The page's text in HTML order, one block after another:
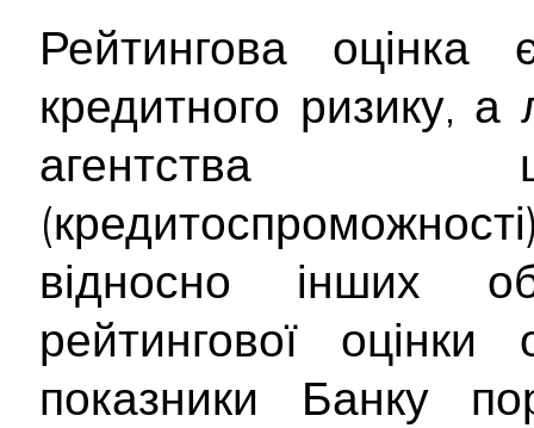
Рейтингова
кредитного ризику,
агентства
відносно інших
рейтингової оцінки
показники Банку